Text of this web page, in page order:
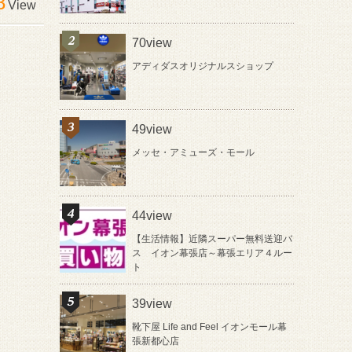
View
70view
アディダスオリジナルスショップ
49view
メッセ・アミューズ・モール
44view
【生活情報】近隣スーパー無料送迎バ
ス イオン幕張店～幕張エリア４ルー
ト
39view
靴下屋 Life and Feel イオンモール幕
張新都心店